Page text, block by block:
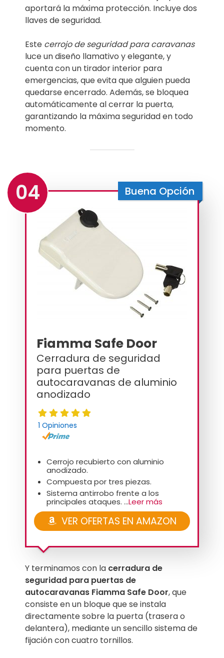
aportará la máxima protección. Incluye dos
llaves de seguridad.
Este cerrojo de seguridad para caravanas
luce un diseño llamativo y elegante, y
cuenta con un tirador interior para
emergencias, que evita que alguien pueda
quedarse encerrado. Además, se bloquea
automáticamente al cerrar la puerta,
garantizando la máxima seguridad en todo
momento.
04 Buena Opción
Fiamma Safe Door
Cerradura de seguridad
para puertas de
autocaravanas de aluminio
anodizado
1 Opiniones
Cerrojo recubierto con aluminio
anodizado.
Compuesta por tres piezas.
Sistema antirrobo frente a los
principales ataques. ...Leer más
VER OFERTAS EN AMAZON
Y terminamos con la cerradura de
seguridad para puertas de
autocaravanas Fiamma Safe Door, que
consiste en un bloque que se instala
directamente sobre la puerta (trasera o
delantera), mediante un sencillo sistema de
fijación con cuatro tornillos.